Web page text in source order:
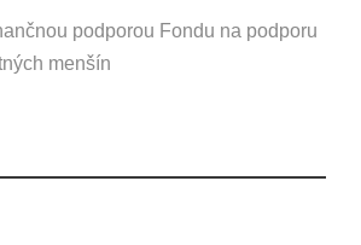
podporou Fondu na podporu
menšín